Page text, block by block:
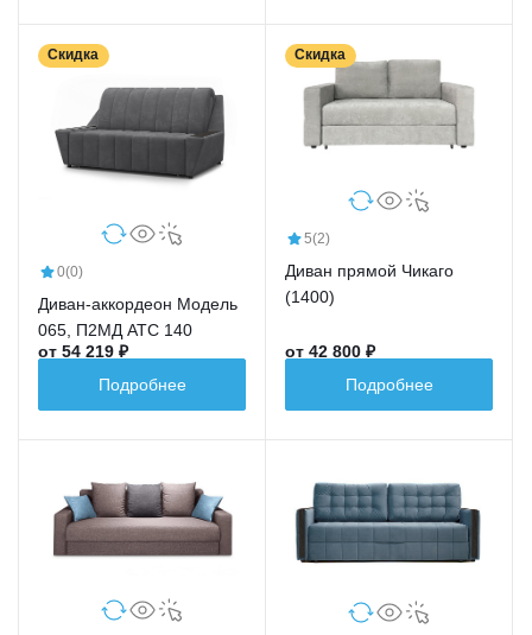
Скидка
0(0)
Диван-аккордеон Модель
065, П2МД АТС 140
от 54 219 ₽
Подробнее
Скидка
5(2)
Диван прямой Чикаго
(1400)
от 42 800 ₽
Подробнее